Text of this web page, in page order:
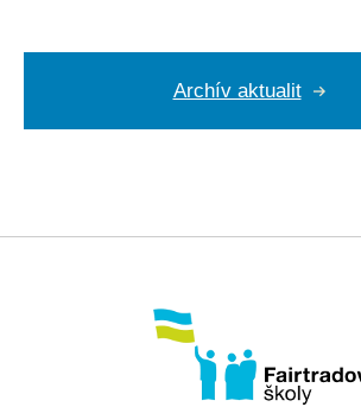
Archív aktualit